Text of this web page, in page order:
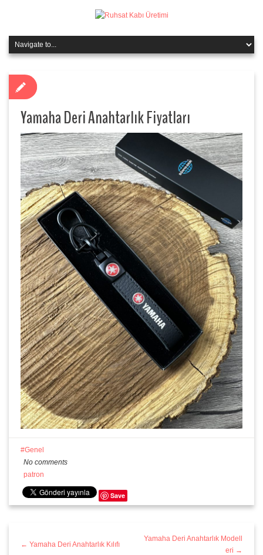
Yamaha Deri Anahtarlık Fiyatları
Genel
No comments
patron
Save
← Yamaha Deri Anahtarlık Kılıfı
Yamaha Deri Anahtarlık Modell
eri →